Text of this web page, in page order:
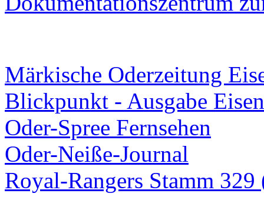
Märkische Oderzeitung
Blickpunkt - Ausgabe
Oder-Spree Fernsehen
Oder-Neiße-Journal
Royal-Rangers Stamm